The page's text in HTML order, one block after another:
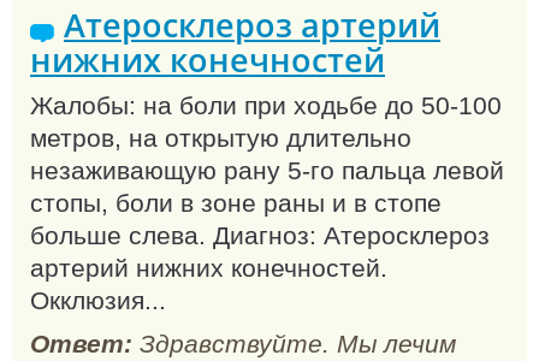
Атеросклероз артерий
нижних конечностей
Жалобы: на боли при ходьбе до 50-100
метров, на открытую длительно
незаживающую рану 5-го пальца левой
стопы, боли в зоне раны и в стопе
больше слева. Диагноз: Атеросклероз
артерий нижних конечностей.
Окклюзия...
Ответ: Здравствуйте. Мы лечим